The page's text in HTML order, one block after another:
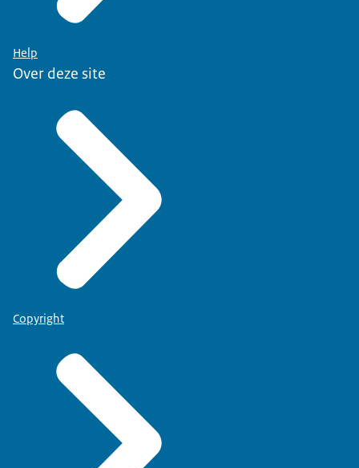
Help
Over deze site
Copyright